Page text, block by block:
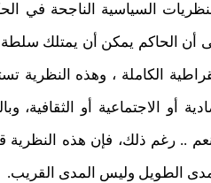
السياسية الناجحة في
أن الحاكم يمكن أن يمتلك سلطة
الكاملة ، وهذه
أو الاجتماعية أو الثقافية،
نعم .. رغم ذلك، فإن هذه
الطويل وليس المدى القريب.